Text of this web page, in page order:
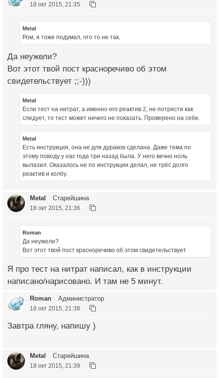
18 окт 2015, 21:35
Metal
Ром, я тоже подумал, что то не так.
Да неужели?
Вот этот твой пост красноречиво об этом
свидетельствует ;;-)))
Metal
Если тест на нитрат, а именно его реактив 2, не потрясти как
следует, то тест может ничего не показать. Проверено на себе.
Metal
Есть инструкция, она не для дураков сделана. Даже тема по
этому поводу у нас года три назад была. У него вечно ноль
вылазил. Оказалось не по инструкции делал, не трёс долго
реактив и колбу.
Metal Старейшина
18 окт 2015, 21:36
Roman
Да неужели?
Вот этот твой пост красноречиво об этом свидетельствует
Я про тест на нитрат написал, как в инструкции
написано/нарисовано. И там не 5 минут.
Roman Администратор
18 окт 2015, 21:38
Завтра гляну, напишу )
Metal Старейшина
18 окт 2015, 21:39